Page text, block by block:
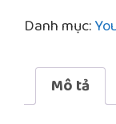
XXL
(14–
Tã
Danh mục:
Mô tả